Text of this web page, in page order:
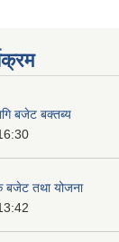
बजेट बक्तब्य
बजेट तथा योजना